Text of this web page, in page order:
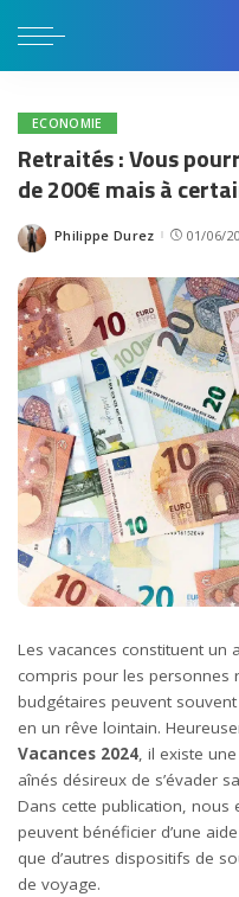
ECONOMIE
Retraités : Vous
de 200€ mais à
Posted
Philippe Durez 01/06/
Les vacances constituent un
compris pour les personnes
budgétaires peuvent
en un rêve lointain.
Vacances 2024, il existe
aînés désireux de s’évader
Dans cette publication,
peuvent bénéficier d’une
que d’autres dispositifs de
de voyage.